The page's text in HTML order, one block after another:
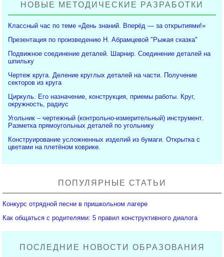
НОВЫЕ МЕТОДИЧЕСКИЕ РАЗРАБОТКИ
Классный час по теме «День знаний. Вперёд — за открытиями!»
Презентация по произведению Н. Абрамцевой "Рыжая сказка"
Подвижное соединение деталей. Шарнир. Соединение деталей на
шпильку
Чертеж круга. Деление круглых деталей на части. Получение
секторов из круга
Циркуль. Его назначение, конструкция, приемы работы. Круг,
окружность, радиус
Угольник – чертежный (контрольно-измерительный) инструмент.
Разметка прямоугольных деталей по угольнику
Конструирование усложненных изделий из бумаги. Открытка с
цветами на плетёном коврике.
ПОПУЛЯРНЫЕ СТАТЬИ
Конкурс отрядной песни в пришкольном лагере
Как общаться с родителями: 5 правил конструктивного диалога
ПОСЛЕДНИЕ НОВОСТИ ОБРАЗОВАНИЯ